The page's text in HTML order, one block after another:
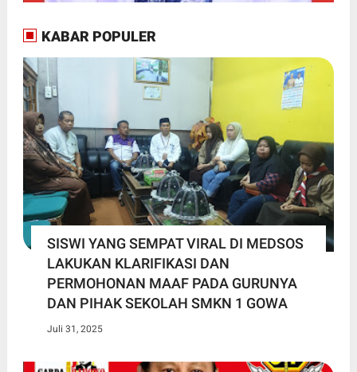
KABAR POPULER
SISWI YANG SEMPAT VIRAL DI MEDSOS
LAKUKAN KLARIFIKASI DAN
PERMOHONAN MAAF PADA GURUNYA
DAN PIHAK SEKOLAH SMKN 1 GOWA
Juli 31, 2025